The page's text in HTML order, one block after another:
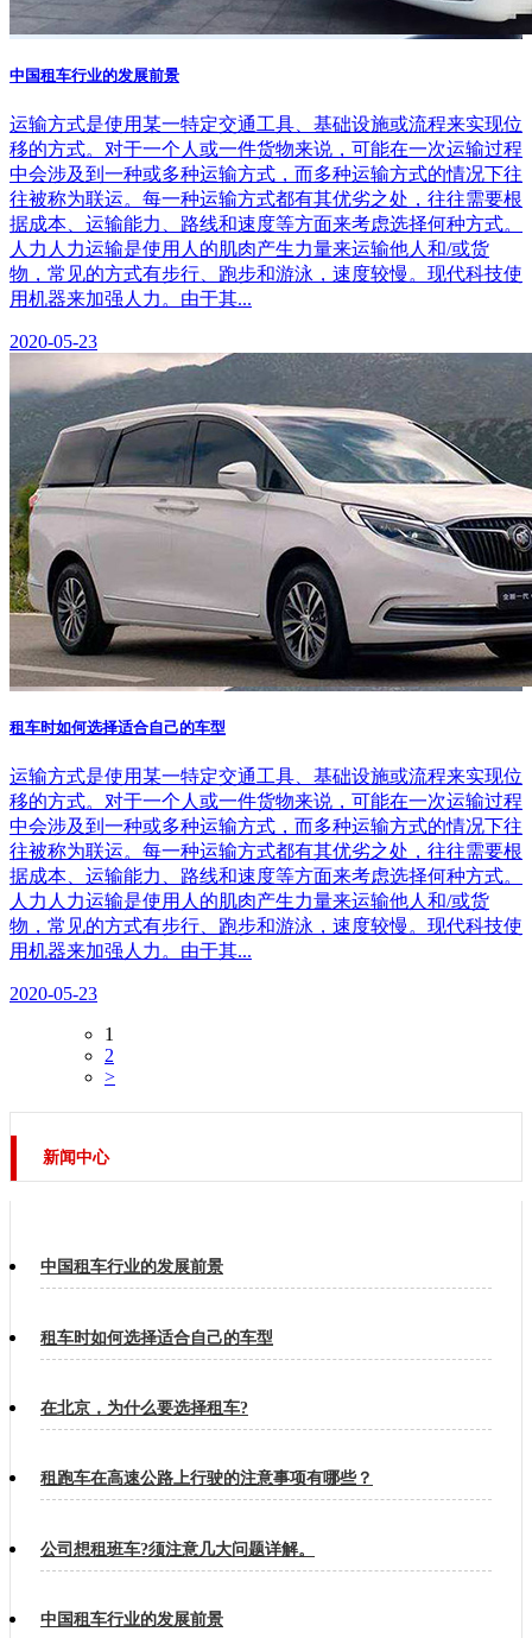
中国租车行业的发展前景
运输方式是使用某一特定交通工具、基础设施或流程来实现位
移的方式。对于一个人或一件货物来说，可能在一次运输过程
中会涉及到一种或多种运输方式，而多种运输方式的情况下往
往被称为联运。每一种运输方式都有其优劣之处，往往需要根
据成本、运输能力、路线和速度等方面来考虑选择何种方式。
人力人力运输是使用人的肌肉产生力量来运输他人和/或货
物，常见的方式有步行、跑步和游泳，速度较慢。现代科技使
用机器来加强人力。由于其...
2020-05-23
租车时如何选择适合自己的车型
运输方式是使用某一特定交通工具、基础设施或流程来实现位
移的方式。对于一个人或一件货物来说，可能在一次运输过程
中会涉及到一种或多种运输方式，而多种运输方式的情况下往
往被称为联运。每一种运输方式都有其优劣之处，往往需要根
据成本、运输能力、路线和速度等方面来考虑选择何种方式。
人力人力运输是使用人的肌肉产生力量来运输他人和/或货
物，常见的方式有步行、跑步和游泳，速度较慢。现代科技使
用机器来加强人力。由于其...
2020-05-23
1
2
>
新闻中心
中国租车行业的发展前景
租车时如何选择适合自己的车型
在北京，为什么要选择租车?
租跑车在高速公路上行驶的注意事项有哪些？
公司想租班车?须注意几大问题详解。
中国租车行业的发展前景